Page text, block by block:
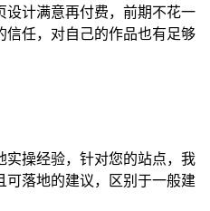
设计满意再付费，前期不花一
信任，对自己的作品也有足够
实操经验，针对您的站点，我
可落地的建议，区别于一般建